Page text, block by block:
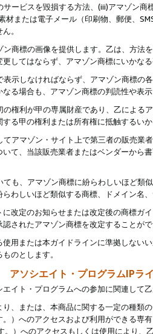
ービスを毀損する方法、(iii)アマゾン
材または電子メール（印刷物、郵便、
。
ン商標の画像を提供します。乙は、方
してはならず、アマゾン商標にいかな
表示しなければならず、アマゾン商標
なる場合も、アマゾン商標の判読性や表
権利が甲の専属財産であり、乙による
る甲の権利または所有権に抵触するい
てアマゾン・サイト上で第三者の販売
て、当該販売業者またはベンダーから
も、アマゾン商標に紛らわしいほど類
わしいほど類似する商標、ドメイン名
改定のお知らせまたは改定後の商標ガ
されたアマゾン商標を改定することが
用または本ガイドラインに準拠しない
のとします。
アソシエイト・プログラムIPラ
イト・プログラムへの参加に関連して
り、または、本商品に関する一定の種類
。）へのアクセスおよび利用ができる専
。）へのアクセスもしくは使用により